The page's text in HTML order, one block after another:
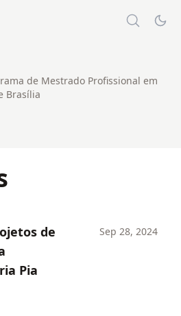
de Mestrado Profissional em
Brasília
de
Pia
Sep 28, 2024